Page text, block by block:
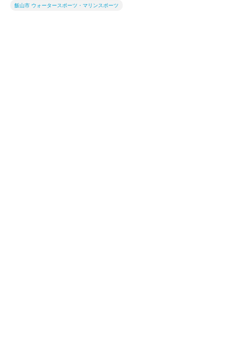
飯山市 ウォータースポーツ・マリンスポーツ